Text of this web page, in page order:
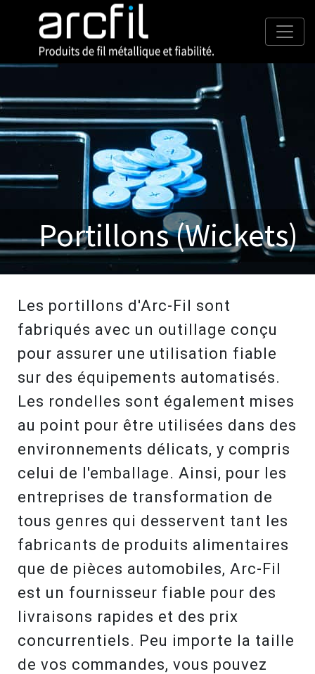
Portillons (Wickets)
Les portillons d'Arc-Fil sont
fabriqués avec un outillage conçu
pour assurer une utilisation fiable
sur des équipements automatisés.
Les rondelles sont également mises
au point pour être utilisées dans des
environnements délicats, y compris
celui de l'emballage. Ainsi, pour les
entreprises de transformation de
tous genres qui desservent tant les
fabricants de produits alimentaires
que de pièces automobiles, Arc-Fil
est un fournisseur fiable pour des
livraisons rapides et des prix
concurrentiels. Peu importe la taille
de vos commandes, vous pouvez